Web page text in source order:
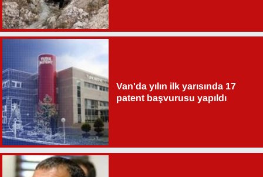
Van'da yılın ilk yarısında 17
patent başvurusu yapıldı